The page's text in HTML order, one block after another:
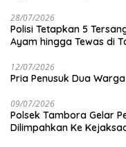
28/07/2026
Polisi Tetapkan 5
Ayam hingga Tewas di
12/07/2026
Pria Penusuk Dua
09/07/2026
Polsek Tambora Gelar
Dilimpahkan Ke